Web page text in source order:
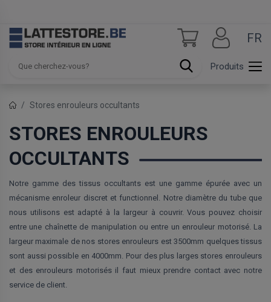
Produits
FR
Stores enrouleurs occultants
STORES ENROULEURS
OCCULTANTS
Notre gamme des tissus occultants est une gamme épurée avec un
mécanisme enroleur discret et functionnel. Notre diamètre du tube que
nous utilisons est adapté à la largeur à couvrir. Vous pouvez choisir
entre une chaînette de manipulation ou entre un enrouleur motorisé. La
largeur maximale de nos stores enrouleurs est 3500mm quelques tissus
sont aussi possible en 4000mm. Pour des plus larges stores enrouleurs
et des enrouleurs motorisés il faut mieux prendre contact avec notre
service de client.